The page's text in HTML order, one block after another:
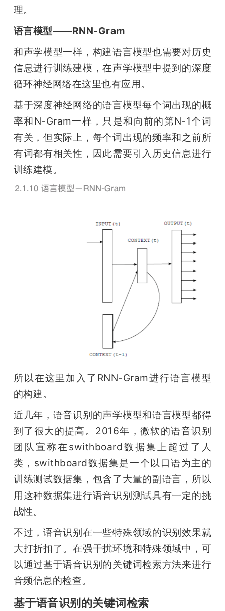
理。
语言模型——RNN-Gram
和声学模型一样，构建语言模型也需要对历史
信息进行训练建模，在声学模型中提到的深度
循环神经网络在这里也有应用。
基于深度神经网络的语言模型每个词出现的概
率和N-Gram一样，只是和向前的第N-1个词
有关，但实际上，每个词出现的频率和之前所
有词都有相关性，因此需要引入历史信息进行
训练建模。
所以在这里加入了RNN-Gram进行语言模型
的构建。
近几年，语音识别的声学模型和语言模型都得
到了很大的提高。2016年，微软的语音识别
团队宣称在swithboard数据集上超过了人
类，swithboard数据集是一个以口语为主的
训练测试数据集，包含了大量的副语言，所以
用这种数据集进行语音识别测试具有一定的挑
战性。
不过，语音识别在一些特殊领域的识别效果就
大打折扣了。在强干扰环境和特殊领域中，可
以通过基于语音识别的关键词检索方法来进行
音频信息的检查。
基于语音识别的关键词检索